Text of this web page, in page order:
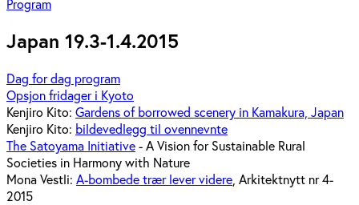
Japan 19.3-1.4.2015
Dag for dag program
Opsjon fridager i Kyoto
Kenjiro Kito: Gardens of borrowed scenery in Kamakura, Japan
Kenjiro Kito: bildevedlegg til ovennevnte
The Satoyama Initiative- A Vision for Sustainable Rural
Societies in Harmony with Nature
Mona Vestli: A-bombede trær lever videre , Arkitektnytt nr 4-
2015